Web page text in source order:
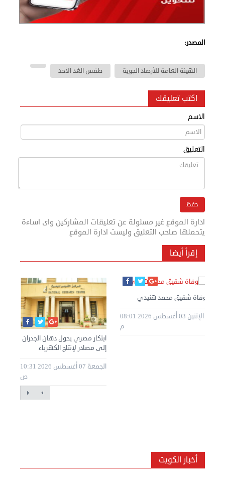
المصدر:
الهيئة العامة للأرصاد الجوية طقس الغد الأحد
اكتب تعليقك
الاسم
التعليق
ادارة الموقع غير مسئولة عن تعليقات المشاركين واى اساءة
يتحملها صاحب التعليق وليست ادارة الموقع
إقرأ أيضا
ابتكار مصري يحول دهان الجدران
إلى مصادر لإنتاج الكهرباء
الجمعة 07 أغسطس 2026 10:31
ص
وفاة شقيق محمد هنيدي
الإثنين 03 أغسطس 2026 08:01
م
أخبار الكويت